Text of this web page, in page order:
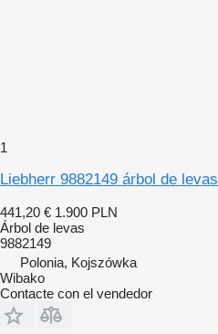
1
Liebherr 9882149 árbol de levas
441,20 € 1.900 PLN
Árbol de levas
9882149
Polonia, Kojszówka
Wibako
Contacte con el vendedor